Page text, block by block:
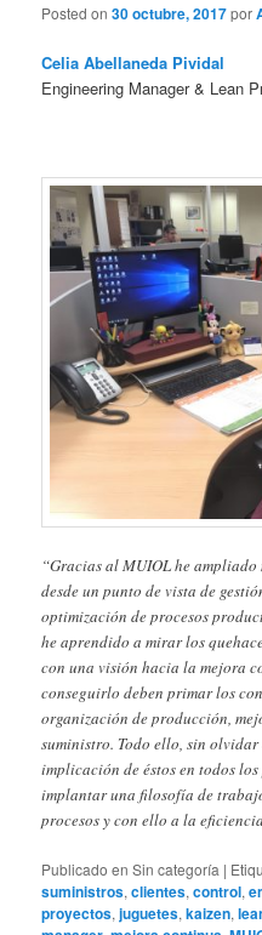
Posted on30 octubre, 2017por
Celia Abellaneda Pividal
Engineering Manager & Lean
“Gracias al MUIOL he
desde un punto de vista de
optimización de procesos
he aprendido a mirar los
con una visión hacia la mejora
conseguirlo deben primar los
organización de producción,
suministro. Todo ello, sin
implicación de éstos en todos
implantar una filosofía de
procesos y con ello a la
Publicado en Sin categoría |
suministros,clientes,control,
proyectos,juguetes,kaizen,